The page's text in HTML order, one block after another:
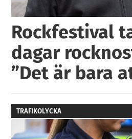
Rockfestival
dagar
”Det är bara
TRAFIKOLYCKA